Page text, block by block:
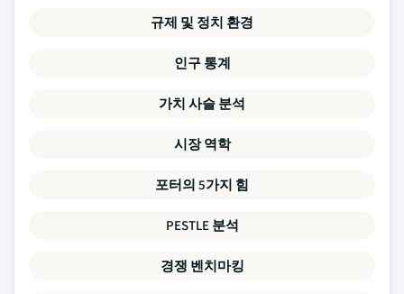
규제 및 정치 환경
인구 통계
가치 사슬 분석
시장 역학
포터의 5가지 힘
PESTLE 분석
경쟁 벤치마킹